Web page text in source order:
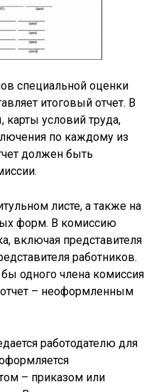
специальной оценки
итоговый отчет. В
карты условий труда,
по каждому из
должен быть
листе, а также на
форм. В комиссию
включая представителя
работников.
бы одного члена комиссия
отчет – неоформленным
работодателю для
– приказом или